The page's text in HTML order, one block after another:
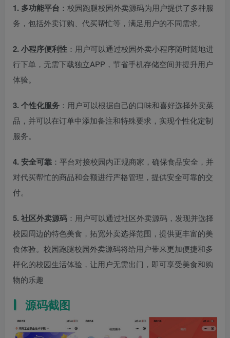
1. 多功能平台 ：校园跑腿校园外卖源码为用户提供了多种服
务，包括外卖订购、代买帮忙等，满足用户的不同需求。
2. 小程序便利性 ：用户可以通过校园外卖小程序随时随地进
行下单，无需下载独立APP，节省手机存储空间并提升用户
体验。
3. 个性化服务 ：用户可以根据自己的口味和喜好选择外卖菜
品，并可以在订单中添加备注和特殊要求，实现个性化定制
服务。
4. 安全可靠 ：平台对接校园内正规商家，确保食品安全，并
对代买帮忙的商品和金额进行严格管理，提供安全可靠的交
付。
5. 社区外卖源码 ：用户可以通过社区外卖源码，发现并选择
校园周边的特色美食，拓宽外卖选择范围，提供更丰富的美
食体验。校园跑腿校园外卖源码将给用户带来更加便捷和多
样化的校园生活体验，让用户无需出门，即可享受美食和购
物的乐趣
源码截图